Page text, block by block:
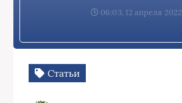
06:03, 12 апреля 2022
Статьи